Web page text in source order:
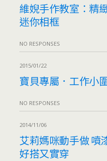
維婗手作教室：精
迷你相框
NO RESPONSES
2015/01/22
寶貝專屬．工作小
NO RESPONSES
2014/11/06
艾莉媽咪動手做 噴
好搭又實穿